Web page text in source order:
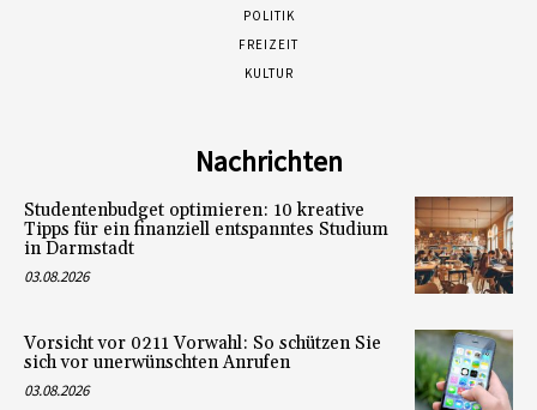
POLITIK
FREIZEIT
KULTUR
Nachrichten
Studentenbudget optimieren: 10 kreative
Tipps für ein finanziell entspanntes Studium
in Darmstadt
03.08.2026
Vorsicht vor 0211 Vorwahl: So schützen Sie
sich vor unerwünschten Anrufen
03.08.2026